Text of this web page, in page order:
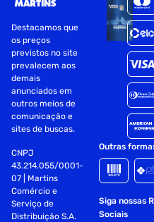
Destacamos que
os preços
previstos no site
prevalecem aos
demais
anunciados em
outros meios de
comunicação e
sites de buscas.
CNPJ
43.214.055/0001-
07 | Martins
Comércio e
Serviço de
Distribuição S.A.
Outras
Siga nossas
Sociais